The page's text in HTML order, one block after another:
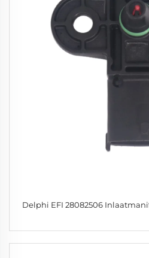
Delphi EFI 28082506